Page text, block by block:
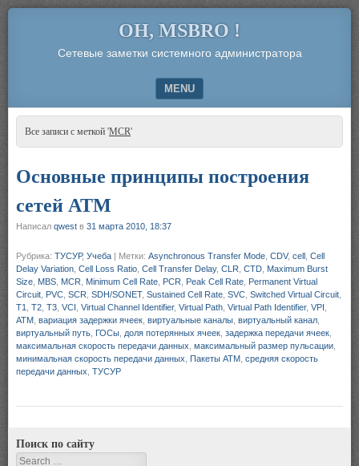
OH, MSBRO !
Сетевые заметки системного администратора
MENU
SKIP TO CONTENT
Все записи с меткой 'MCR'
Основные принципы построения
сетей ATM
Написал qwest в 31 марта 2010, 18:37
Рубрика: ТУСУР, Учеба | Метки: Asynchronous Transfer Mode CDV, cell Cell
Delay Variation Cell Loss Ratio Cell Transfer Delay, CLR CTD Maximum Burst
Size MBS MCR Minimum Cell Rate PCR Peak Cell Rate Permanent Virtual
Circuit PVC SCR SDH/SONET, Sustained Cell Rate SVC Switched Virtual Circuit
T1
T2 T3 VCI Virtual Channel Identifier, Virtual Path Virtual Path Identifier, VPI
АТМ вариация задержки ячеек виртуальные каналы виртуальный канал
виртуальный путь ГОСы доля потерянных ячеек задержка передачи ячеек
максимальная скорость передачи данных максимальный размер пульсации
минимальная скорость передачи данных Пакеты АТМ средняя скорость
передачи данных ТУСУР
Поиск по сайту
Search